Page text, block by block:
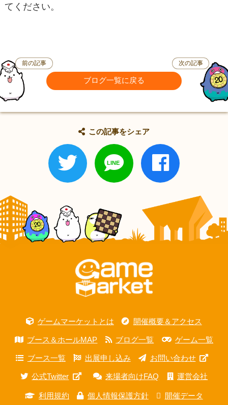
てください。
前の記事
ブログ一覧に戻る
次の記事
この記事をシェア
ゲームマーケットとは 開催概要＆アクセス
ブース＆ホールMAP ブログ一覧 ゲーム一覧
ブース一覧 出展申し込み お問い合わせ
公式Twitter 来場者向けFAQ 運営会社
利用規約 個人情報保護方針 開催データ